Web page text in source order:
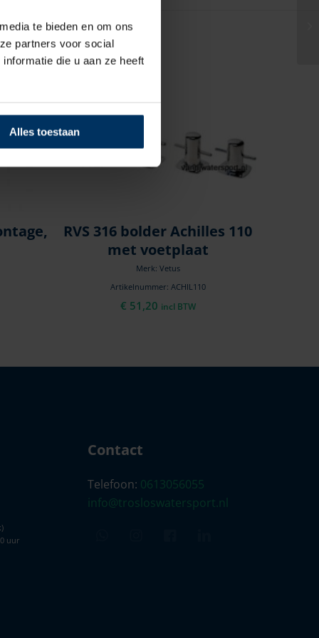
te bieden en om ons
partners voor social
die u aan ze heeft
Alles toestaan
RVS 316 bolder Achilles 110
met voetplaat
Merk: Vetus
Artikelnummer: ACHIL110
€ 51,20 incl BTW
uur
Contact
Telefoon: 0613056055
info@trosloswatersport.nl